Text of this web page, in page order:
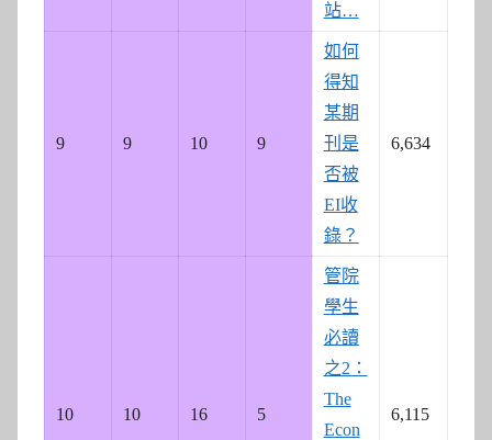
站…
9 9 10 9
如何
得知
某期
刊是
否被
EI收
錄？
6,634
10 10 16 5
管院
學生
必讀
之2：
The
Econ
6,115